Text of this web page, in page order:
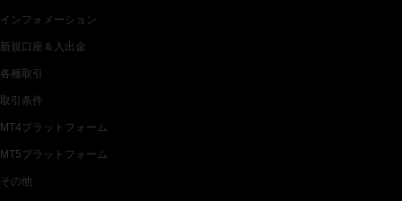
インフォメーション
新規口座＆入出金
各種取引
取引条件
MT4プラットフォーム
MT5プラットフォーム
その他